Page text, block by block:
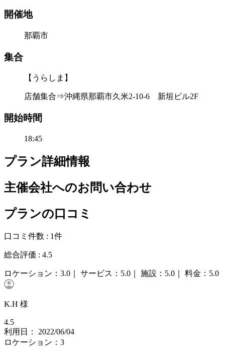
開催地
那覇市
集合
【うらしま】
店舗集合⇒沖縄県那覇市久米2-10-6 新垣ビル2F
開始時間
18:45
プラン詳細情報
主催会社へのお問い合わせ
プランの口コミ
口コミ件数 : 1件
総合評価 : 4.5
ロケーション： 3.0｜ サービス： 5.0｜ 施設： 5.0｜ 料金： 5.0
K.H 様
4.5
利用日： 2022/06/04
ロケーション：3